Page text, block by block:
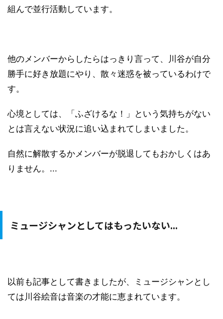
組んで並行活動しています。
他のメンバーからしたらはっきり言って、川谷が自分
勝手に好き放題にやり、散々迷惑を被っているわけで
す。
心境としては、「ふざけるな！」という気持ちがない
とは言えない状況に追い込まれてしまいました。
自然に解散するかメンバーが脱退してもおかしくはあ
りません。...
ミュージシャンとしてはもったいない...
以前も記事として書きましたが、ミュージシャンとし
ては川谷絵音は音楽の才能に恵まれています。